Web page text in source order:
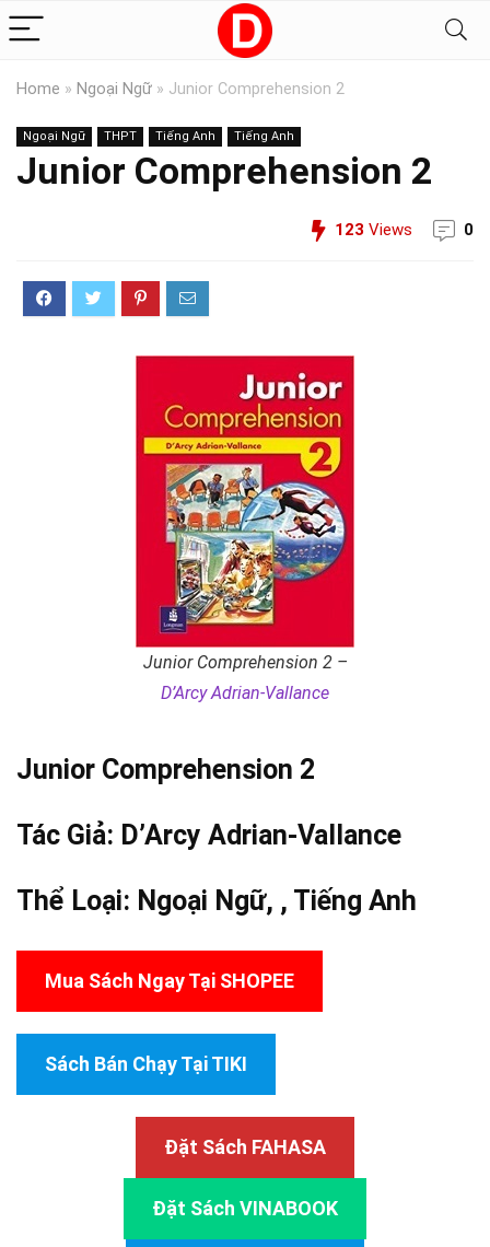
Home » Ngoại Ngữ » Junior Comprehension 2
Ngoại Ngữ THPT Tiếng Anh Tiếng Anh
Junior Comprehension 2
123 Views 0
Junior Comprehension 2 –
D’Arcy Adrian-Vallance
Junior Comprehension 2
Tác Giả: D’Arcy Adrian-Vallance
Thể Loại: Ngoại Ngữ, , Tiếng Anh
Mua Sách Ngay Tại SHOPEE
Sách Bán Chạy Tại TIKI
Đặt Sách FAHASA
Đặt Sách VINABOOK